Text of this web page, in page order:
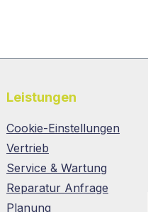
Leistungen
Cookie-Einstellungen
Vertrieb
Service & Wartung
Reparatur Anfrage
Planung